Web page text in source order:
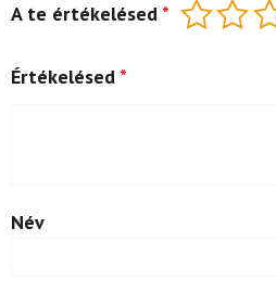
A te értékelésed *
Értékelésed *
Név